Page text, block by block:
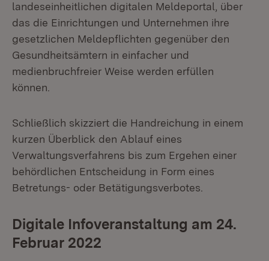
landeseinheitlichen digitalen Meldeportal, über
das die Einrichtungen und Unternehmen ihre
gesetzlichen Meldepflichten gegenüber den
Gesundheitsämtern in einfacher und
medienbruchfreier Weise werden erfüllen
können.
Schließlich skizziert die Handreichung in einem
kurzen Überblick den Ablauf eines
Verwaltungsverfahrens bis zum Ergehen einer
behördlichen Entscheidung in Form eines
Betretungs- oder Betätigungsverbotes.
Digitale Infoveranstaltung am 24.
Februar 2022